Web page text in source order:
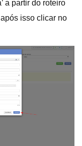
a partir do roteiro
isso clicar no